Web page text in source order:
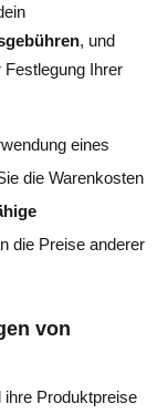
, und
Festlegung Ihrer
eines
die Warenkosten
die Preise anderer
von
Produktpreise